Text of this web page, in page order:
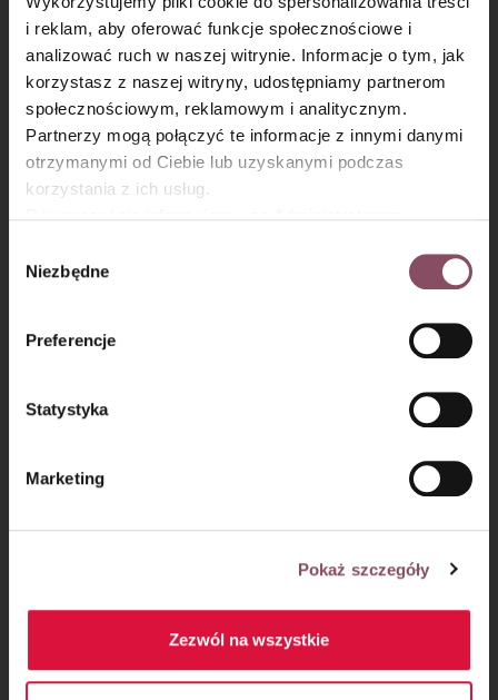
i reklam, aby oferować funkcje społecznościowe i
analizować ruch w naszej witrynie. Informacje o tym, jak
korzystasz z naszej witryny, udostępniamy partnerom
społecznościowym, reklamowym i analitycznym.
Partnerzy mogą połączyć te informacje z innymi danymi
otrzymanymi od Ciebie lub uzyskanymi podczas
korzystania z ich usług.
Gdańsk (80-339) adres: Dickmana 14/15 więcej
informacji o przetwarzaniu danych osobowych oraz
Polityce
prywatności.
zgody
Niezbędne
Preferencje
Statystyka
Marketing
Pokaż szczegóły
Zezwól na wszystkie
Krok 5
Ostrym nożem pokrój na 12 równych kawałków.
Bułeczki zwijaj tworząc supeł z pasków. Posmaruj przed
pieczeniem rozmąconym jajkiem z wodą. Piecz w 190˚C
około 35 minut do uzyskania złotego koloru
×